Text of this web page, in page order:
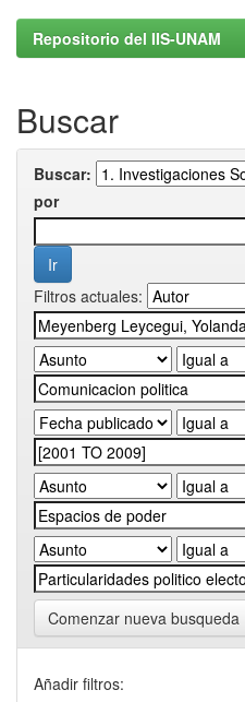
Repositorio del IIS-UNAM
Buscar
Buscar:
por
Filtros actuales:
Comenzar nueva busqueda
Añadir filtros: